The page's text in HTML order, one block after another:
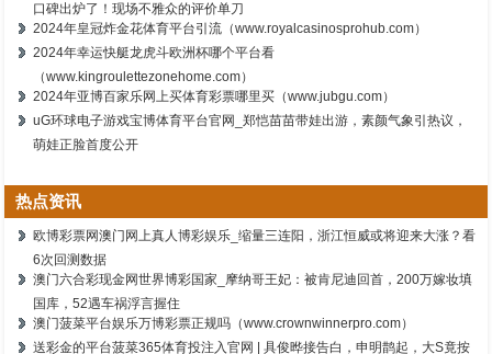
口碑出炉了！现场不雅众的评价单刀
2024年皇冠炸金花体育平台引流（www.royalcasinosprohub.com）
2024年幸运快艇龙虎斗欧洲杯哪个平台看
（www.kingroulettezonehome.com）
2024年亚博百家乐网上买体育彩票哪里买（www.jubgu.com）
uG环球电子游戏宝博体育平台官网_郑恺苗苗带娃出游，素颜气象引热议，
萌娃正脸首度公开
热点资讯
欧博彩票网澳门网上真人博彩娱乐_缩量三连阳，浙江恒威或将迎来大涨？看
6次回测数据
澳门六合彩现金网世界博彩国家_摩纳哥王妃：被肯尼迪回首，200万嫁妆填
国库，52遇车祸浮言握住
澳门菠菜平台娱乐万博彩票正规吗（www.crownwinnerpro.com）
送彩金的平台菠菜365体育投注入官网 | 具俊晔接告白，申明鹊起，大S竟按